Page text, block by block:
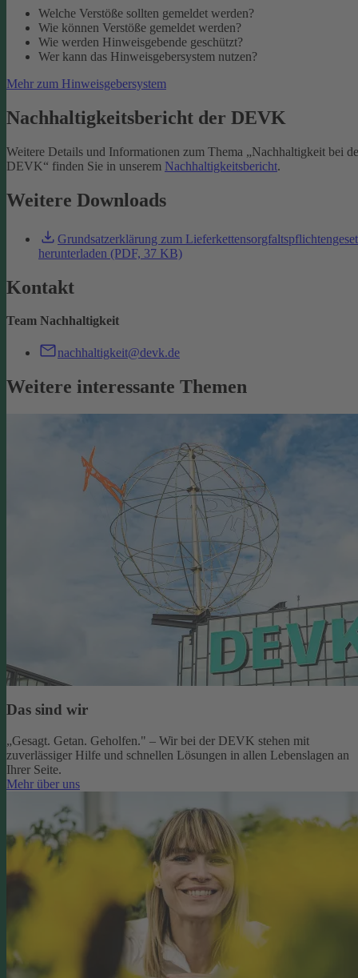
Welche Verstöße sollten gemeldet werden?
Wie können Verstöße gemeldet werden?
Wie werden Hinweisgebende geschützt?
Wer kann das Hinweisgebersystem nutzen?
Mehr zum Hinweisgebersystem
Nachhaltigkeitsbericht der DEVK
Weitere Details und Informationen zum Thema „Nachhaltigkeit bei
DEVK“ finden Sie in unserem Nachhaltigkeitsbericht.
Weitere Downloads
Grundsatzerklärung zum
herunterladen (PDF, 37 KB)
Kontakt
Team Nachhaltigkeit
nachhaltigkeit@devk.de
Weitere interessante Themen
Das sind wir
„Gesagt. Getan. Geholfen." – Wir bei der DEVK stehen mit
zuverlässiger Hilfe und schnellen Lösungen in allen Lebenslagen an
Ihrer Seite.
Mehr über uns